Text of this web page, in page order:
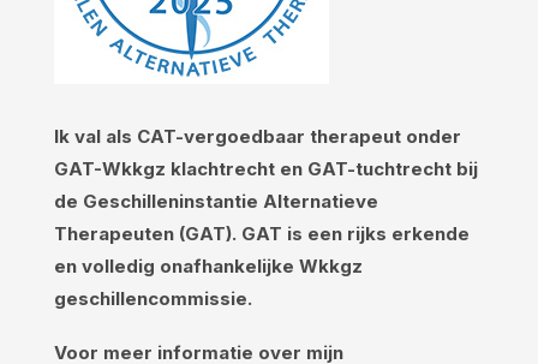
Ik val als CAT-vergoedbaar therapeut onder
GAT-Wkkgz klachtrecht en GAT-tuchtrecht bij
de Geschilleninstantie Alternatieve
Therapeuten (GAT). GAT is een rijks erkende
en volledig onafhankelijke Wkkgz
geschillencommissie.
Voor meer informatie over mijn